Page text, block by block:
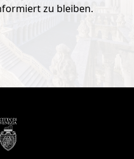
zu bleiben.